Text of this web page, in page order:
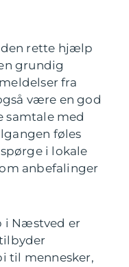
den rette hjælp
grundig
fra
være en god
samtale med
føles
i lokale
anbefalinger
Næstved er
til mennesker,